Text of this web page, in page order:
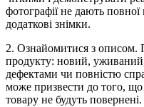
фотографії не дають
додаткові знімки.
2. Ознайомитися з описом.
продукту: новий,
дефектами чи повністю
може призвести до того, що
товару не будуть повернені.